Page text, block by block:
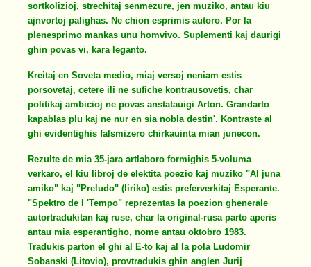
sortkolizioj, strechitaj senmezure, jen muziko, antau kiu
ajnvortoj palighas. Ne chion esprimis autoro. Por la
plenesprimo mankas unu homvivo. Suplementi kaj daurigi
ghin povas vi, kara leganto.
Kreitaj en Soveta medio, miaj versoj neniam estis
porsovetaj, cetere ili ne sufiche kontrausovetis, char
politikaj ambicioj ne povas anstatauigi Arton. Grandarto
kapablas plu kaj ne nur en sia nobla destin'. Kontraste al
ghi evidentighis falsmizero chirkauinta mian junecon.
Rezulte de mia 35-jara artlaboro formighis 5-voluma
verkaro, el kiu libroj de elektita poezio kaj muziko "Al juna
amiko" kaj "Preludo" (liriko) estis preferverkitaj Esperante.
"Spektro de l 'Tempo" reprezentas la poezion ghenerale
autortradukitan kaj ruse, char la original-rusa parto aperis
antau mia esperantigho, nome antau oktobro 1983.
Tradukis parton el ghi al E-to kaj al la pola Ludomir
Sobanski (Litovio), provtradukis ghin anglen Jurij